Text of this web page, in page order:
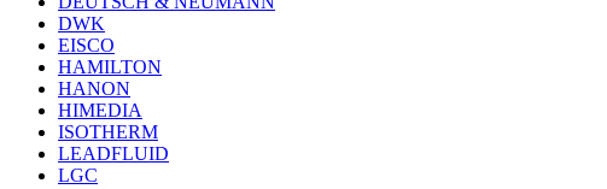
DWK
EISCO
HAMILTON
HANON
HIMEDIA
ISOTHERM
LEADFLUID
LGC